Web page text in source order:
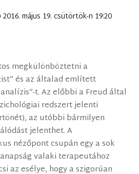
2016. május 19. csütörtök-n 19:20
megkülönböztetni a
és az általad említett
t. Az előbbi a Freud által
redszert jelenti
az utóbbi bármilyen
jelenthet. A
nézőpont csupán egy a sok
valaki terapeutához
az esélye, hogy a szigorúan